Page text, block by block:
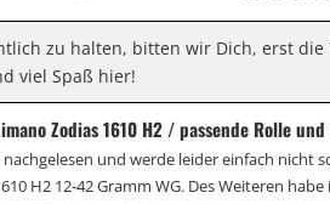
zu halten, bitten wir Dich, erst
viel Spaß hier!
Zodias 1610 H2 / passende Rolle
und werde leider einfach
H2 12-42 Gramm WG. Des Weiteren habe